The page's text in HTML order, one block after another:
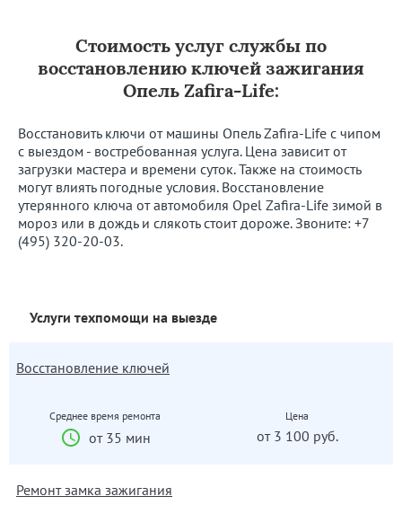
Стоимость услуг службы по
восстановлению ключей зажигания
Опель Zafira-Life:
Восстановить ключи от машины Опель Zafira-Life с чипом
с выездом - востребованная услуга. Цена зависит от
загрузки мастера и времени суток. Также на стоимость
могут влиять погодные условия. Восстановление
утерянного ключа от автомобиля Opel Zafira-Life зимой в
мороз или в дождь и слякоть стоит дороже. Звоните: +7
(495) 320-20-03.
Услуги техпомощи на выезде
Восстановление ключей
Среднее время ремонта
от 35 мин
Цена
от 3 100 руб.
Ремонт замка зажигания